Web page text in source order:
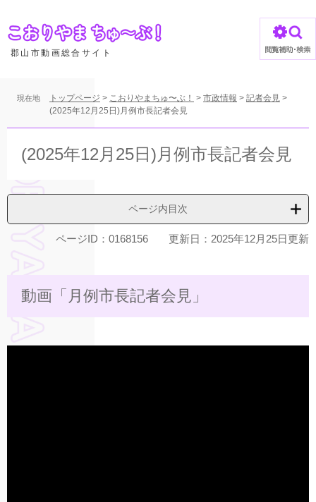
ジ
。
郡山市動画総合サイト
現在地 トップページ > こおりやまちゅ〜ぶ！ > 市政情報 > 記者会見 >
(2025年12月25日)月例市長記者会見
(2025年12月25日)月例市長記者会見
ページ内目次
ページID：0168156 更新日：2025年12月25日更新
動画「月例市長記者会見」